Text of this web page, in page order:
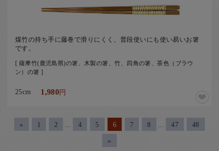
煤竹の持ち手に藤巻で滑りにくく、普段使いにも使い易いお箸
です。
[ 薩摩竹(鹿児島県)の箸、木製の箸、竹、四角の箸、茶色（ブラウ
ン）の箸 ]
25cm 1,980円
« 1 2 4 5 6 7 8 47 48
»